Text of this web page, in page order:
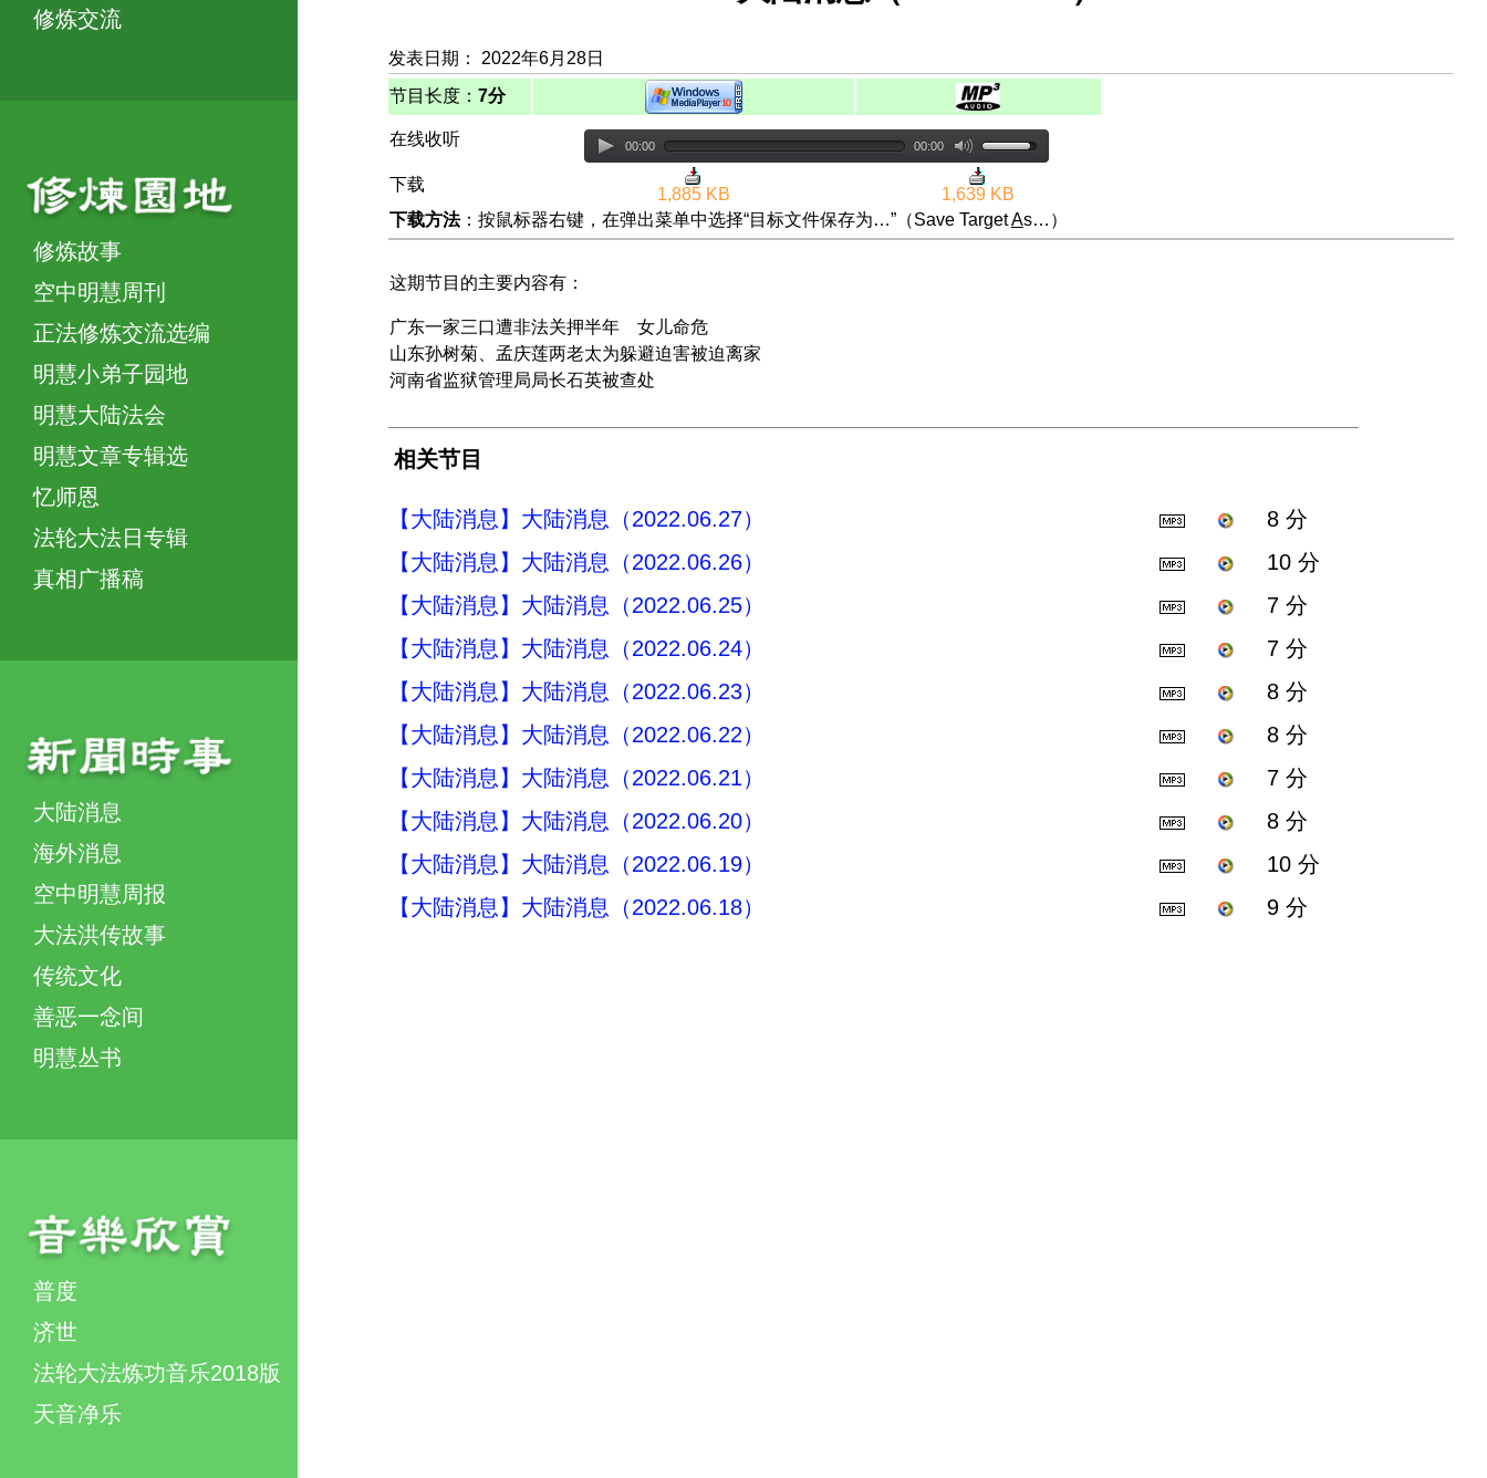
修炼交流
修炼故事
空中明慧周刊
正法修炼交流选编
明慧小弟子园地
明慧大陆法会
明慧文章专辑选
忆师恩
法轮大法日专辑
真相广播稿
大陆消息
海外消息
空中明慧周报
大法洪传故事
传统文化
善恶一念间
明慧丛书
普度
济世
法轮大法炼功音乐2018版
天音净乐
发表日期： 2022年6月28日
节目长度： 7分
在线收听 00:00 00:00
下载
1,885 KB
1,639 KB
下载方法：按鼠标器右键，在弹出菜单中选择“目标文件保存为…”（Save TargetAs…）
这期节目的主要内容有：
广东一家三口遭非法关押半年 女儿命危
山东孙树菊、孟庆莲两老太为躲避迫害被迫离家
河南省监狱管理局局长石英被查处
相关节目
【大陆消息】大陆消息（2022.06.27）
8 分
【大陆消息】大陆消息（2022.06.26）
10 分
【大陆消息】大陆消息（2022.06.25）
7 分
【大陆消息】大陆消息（2022.06.24）
7 分
【大陆消息】大陆消息（2022.06.23）
8 分
【大陆消息】大陆消息（2022.06.22）
8 分
【大陆消息】大陆消息（2022.06.21）
7 分
【大陆消息】大陆消息（2022.06.20）
8 分
【大陆消息】大陆消息（2022.06.19）
10 分
【大陆消息】大陆消息（2022.06.18）
9 分